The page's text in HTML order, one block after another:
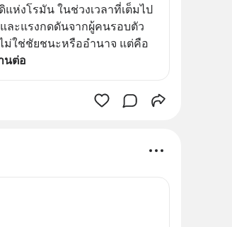
ห่งโรมัน ในช่วงเวลาที่เต็มไป
ละแรงกดดันจากผู้คนรอบตัว
ม่ใช่ชัยชนะหรืออำนาจ แต่คือ
นต่อ